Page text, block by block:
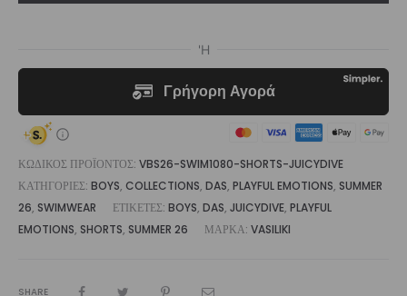
|
ΚΩΔΙΚΌΣ ΠΡΟΪΌΝΤΟΣ: VBS26-SWIM1080-SHORTS-JUICYDIVE
ΚΑΤΗΓΟΡΊΕΣ: BOYS, COLLECTIONS, DAS, PLAYFUL EMOTIONS, SUMMER
26, SWIMWEAR ΕΤΙΚΈΤΕΣ: BOYS, DAS, JUICYDIVE, PLAYFUL
EMOTIONS, SHORTS, SUMMER 26 ΜΆΡΚΑ: VASILIKI
SHARE